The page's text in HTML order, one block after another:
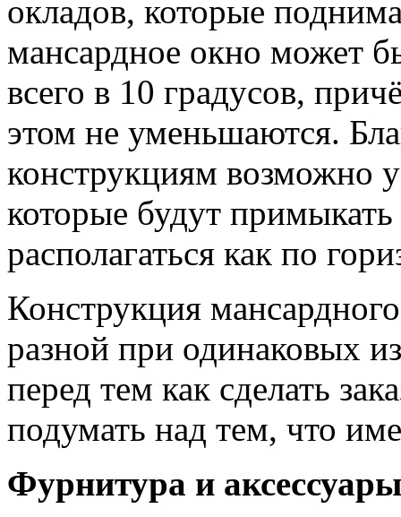
окладов, которые
мансардное окно может
всего в 10 градусов,
этом не уменьшаются.
конструкциям возможно
которые будут
располагаться как по
Конструкция
разной при одинаковых
перед тем как сделать
подумать над тем, что
Фурнитура и